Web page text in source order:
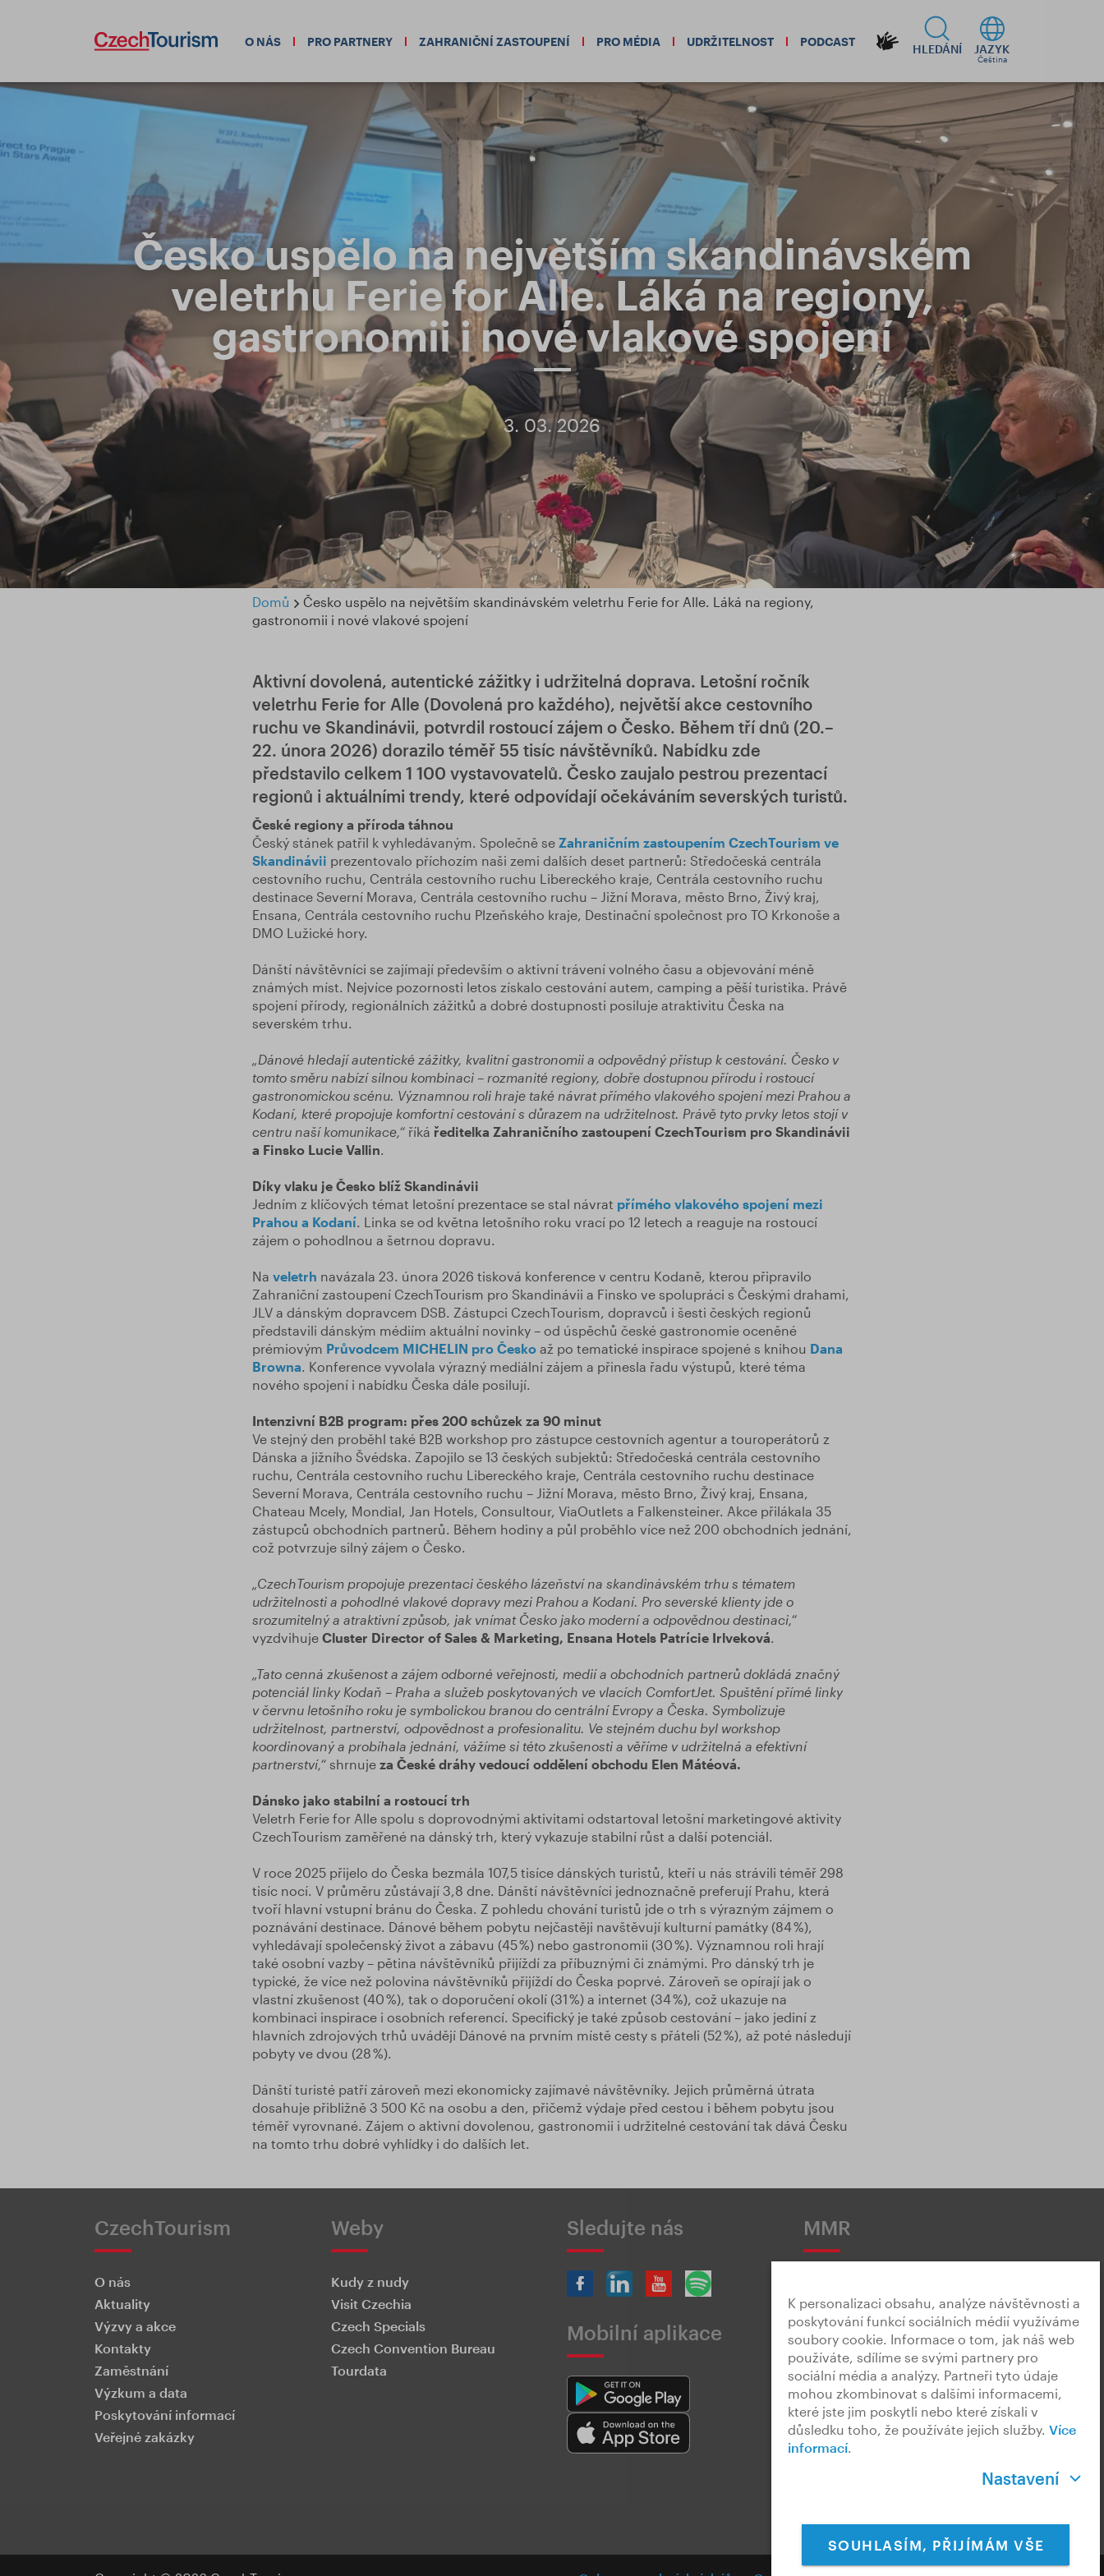
O NÁS PRO PARTNERY ZAHRANIČNÍ ZASTOUPENÍ PRO MÉDIA UDRŽITELNOST PODCAST
HLEDÁNÍ JAZYK
Čeština
Česko uspělo na největším skandinávském
veletrhu Ferie for Alle. Láká na regiony,
gastronomii i nové vlakové spojení
3. 03. 2026
Domů
Česko uspělo na největším skandinávském veletrhu Ferie for Alle. Láká na regiony,
gastronomii i nové vlakové spojení
Aktivní dovolená, autentické zážitky i udržitelná doprava. Letošní ročník
veletrhu Ferie for Alle (Dovolená pro každého), největší akce cestovního
ruchu ve Skandinávii, potvrdil rostoucí zájem o Česko. Během tří dnů (20.–
22. února 2026) dorazilo téměř 55 tisíc návštěvníků. Nabídku zde
představilo celkem 1 100 vystavovatelů. Česko zaujalo pestrou prezentací
regionů i aktuálními trendy, které odpovídají očekáváním severských turistů.
České regiony a příroda táhnou
Český stánek patřil k vyhledávaným. Společně se Zahraničním zastoupením CzechTourism ve
Skandinávii prezentovalo příchozím naši zemi dalších deset partnerů: Středočeská centrála
cestovního ruchu, Centrála cestovního ruchu Libereckého kraje, Centrála cestovního ruchu
destinace Severní Morava, Centrála cestovního ruchu – Jižní Morava, město Brno, Živý kraj,
Ensana, Centrála cestovního ruchu Plzeňského kraje, Destinační společnost pro TO Krkonoše a
DMO Lužické hory.
Dánští návštěvníci se zajímají především o aktivní trávení volného času a objevování méně
známých míst. Nejvíce pozornosti letos získalo cestování autem, camping a pěší turistika. Právě
spojení přírody, regionálních zážitků a dobré dostupnosti posiluje atraktivitu Česka na
severském trhu.
„Dánové hledají autentické zážitky, kvalitní gastronomii a odpovědný přístup k cestování. Česko v
tomto směru nabízí silnou kombinaci – rozmanité regiony, dobře dostupnou přírodu i rostoucí
gastronomickou scénu. Významnou roli hraje také návrat přímého vlakového spojení mezi Prahou a
Kodaní, které propojuje komfortní cestování s důrazem na udržitelnost. Právě tyto prvky letos stojí v
centru naší komunikace,“říká ředitelka Zahraničního zastoupení CzechTourism pro Skandinávii
a Finsko Lucie Vallin.
Díky vlaku je Česko blíž Skandinávii
Jedním z klíčových témat letošní prezentace se stal návrat přímého vlakového spojení mezi
Prahou a Kodaní. Linka se od května letošního roku vrací po 12 letech a reaguje na rostoucí
zájem o pohodlnou a šetrnou dopravu.
Na veletrh navázala 23. února 2026 tisková konference v centru Kodaně, kterou připravilo
Zahraniční zastoupení CzechTourism pro Skandinávii a Finsko ve spolupráci s Českými drahami,
JLV a dánským dopravcem DSB. Zástupci CzechTourism, dopravců i šesti českých regionů
představili dánským médiím aktuální novinky – od úspěchů české gastronomie oceněné
prémiovým Průvodcem MICHELIN pro Českoaž po tematické inspirace spojené s knihou Dana
Browna. Konference vyvolala výrazný mediální zájem a přinesla řadu výstupů, které téma
nového spojení i nabídku Česka dále posilují.
Intenzivní B2B program: přes 200 schůzek za 90 minut
Ve stejný den proběhl také B2B workshop pro zástupce cestovních agentur a touroperátorů z
Dánska a jižního Švédska. Zapojilo se 13 českých subjektů: Středočeská centrála cestovního
ruchu, Centrála cestovního ruchu Libereckého kraje, Centrála cestovního ruchu destinace
Severní Morava, Centrála cestovního ruchu – Jižní Morava, město Brno, Živý kraj, Ensana,
Chateau Mcely, Mondial, Jan Hotels, Consultour, ViaOutlets a Falkensteiner. Akce přilákala 35
zástupců obchodních partnerů. Během hodiny a půl proběhlo více než 200 obchodních jednání,
což potvrzuje silný zájem o Česko.
„CzechTourism propojuje prezentaci českého lázeňství na skandinávském trhu s tématem
udržitelnosti a pohodlné vlakové dopravy mezi Prahou a Kodaní. Pro severské klienty jde o
srozumitelný a atraktivní způsob, jak vnímat Česko jako moderní a odpovědnou destinaci,“
vyzdvihuje Cluster Director of Sales & Marketing, Ensana Hotels Patrície Irlveková.
„Tato cenná zkušenost a zájem odborné veřejnosti, medií a obchodních partnerů dokládá značný
potenciál linky Kodaň – Praha a služeb poskytovaných ve vlacích ComfortJet. Spuštění přímé linky
v červnu letošního roku je symbolickou branou do centrální Evropy a Česka. Symbolizuje
udržitelnost, partnerství, odpovědnost a profesionalitu. Ve stejném duchu byl workshop
koordinovaný a probíhala jednání, vážíme si této zkušenosti a věříme v udržitelná a efektivní
partnerství,“ shrnujeza České dráhy vedoucí oddělení obchodu Elen Mátéová.
Dánsko jako stabilní a rostoucí trh
Veletrh Ferie for Alle spolu s doprovodnými aktivitami odstartoval letošní marketingové aktivity
CzechTourism zaměřené na dánský trh, který vykazuje stabilní růst a další potenciál.
V roce 2025 přijelo do Česka bezmála 107,5 tisíce dánských turistů, kteří u nás strávili téměř 298
tisíc nocí. V průměru zůstávají 3,8 dne. Dánští návštěvníci jednoznačně preferují Prahu, která
tvoří hlavní vstupní bránu do Česka. Z pohledu chování turistů jde o trh s výrazným zájmem o
poznávání destinace. Dánové během pobytu nejčastěji navštěvují kulturní památky (84 %),
vyhledávají společenský život a zábavu (45 %) nebo gastronomii (30 %). Významnou roli hrají
také osobní vazby – pětina návštěvníků přijíždí za příbuznými či známými. Pro dánský trh je
typické, že více než polovina návštěvníků přijíždí do Česka poprvé. Zároveň se opírají jak o
vlastní zkušenost (40 %), tak o doporučení okolí (31 %) a internet (34 %), což ukazuje na
kombinaci inspirace i osobních referencí. Specifický je také způsob cestování – jako jediní z
hlavních zdrojových trhů uvádějí Dánové na prvním místě cesty s přáteli (52 %), až poté následují
pobyty ve dvou (28 %).
Dánští turisté patří zároveň mezi ekonomicky zajímavé návštěvníky. Jejich průměrná útrata
dosahuje přibližně 3 500 Kč na osobu a den, přičemž výdaje před cestou i během pobytu jsou
téměř vyrovnané. Zájem o aktivní dovolenou, gastronomii i udržitelné cestování tak dává Česku
na tomto trhu dobré vyhlídky i do dalších let.
CzechTourism
O nás
Aktuality
Výzvy a akce
Kontakty
Zaměstnání
Výzkum a data
Poskytování informací
Veřejné zakázky
Weby
Kudy z nudy
Visit Czechia
Czech Specials
Czech Convention Bureau
Tourdata
Sledujte nás
Mobilní aplikace
MMR
Snadné čtení
Český znakový jazyk
K personalizaci obsahu, analýze návštěvnosti a
poskytování funkcí sociálních médií využíváme
soubory cookie. Informace o tom, jak náš web
používáte, sdílíme se svými partnery pro
sociální média a analýzy. Partneři tyto údaje
mohou zkombinovat s dalšími informacemi,
které jste jim poskytli nebo které získali v
důsledku toho, že používáte jejich služby. Více
informací.
Nastavení
SOUHLASÍM, PŘIJÍMÁM VŠE